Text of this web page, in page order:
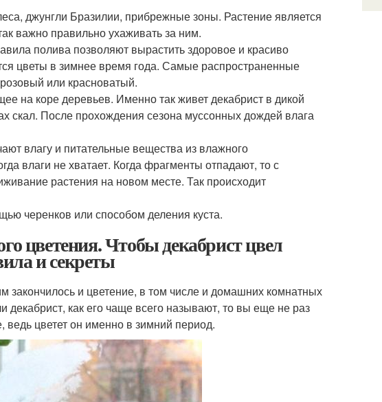
джунгли Бразилии, прибрежные зоны. Растение является
важно правильно ухаживать за ним.
полива позволяют вырастить здоровое и красиво
цветы в зимнее время года. Самые распространенные
или красноватый.
на коре деревьев. Именно так живет декабрист в дикой
скал. После прохождения сезона муссонных дождей влага
влагу и питательные вещества из влажного
влаги не хватает. Когда фрагменты отпадают, то с
растения на новом месте. Так происходит
черенков или способом деления куста.
цветения. Чтобы декабрист цвел
и секреты
закончилось и цветение, в том числе и домашних комнатных
как его чаще всего называют, то вы еще не раз
ведь цветет он именно в зимний период.